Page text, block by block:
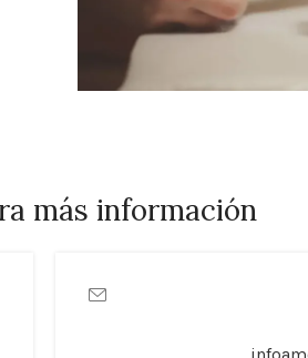
más información